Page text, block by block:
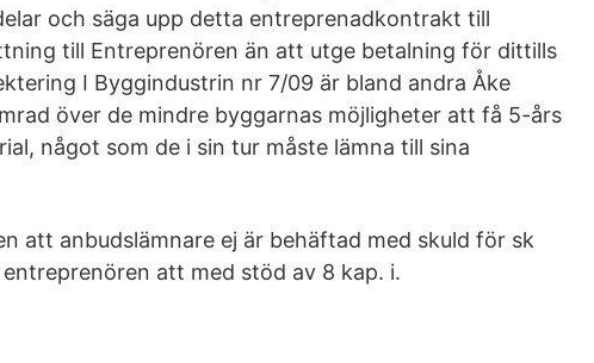
och säga upp detta entreprenadkontrakt till
till Entreprenören än att utge betalning för dittills
I Byggindustrin nr 7/09 är bland andra Åke
över de mindre byggarnas möjligheter att få 5-års
något som de i sin tur måste lämna till sina
att anbudslämnare ej är behäftad med skuld för sk
att med stöd av 8 kap. i.